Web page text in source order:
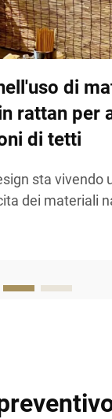
di
rattan per
di tetti
sta vivendo
dei materiali
una forza
architettura.